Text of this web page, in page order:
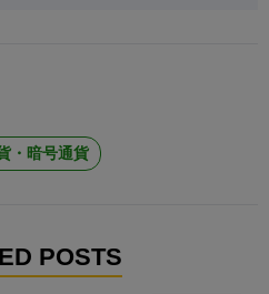
・暗号通貨
POSTS